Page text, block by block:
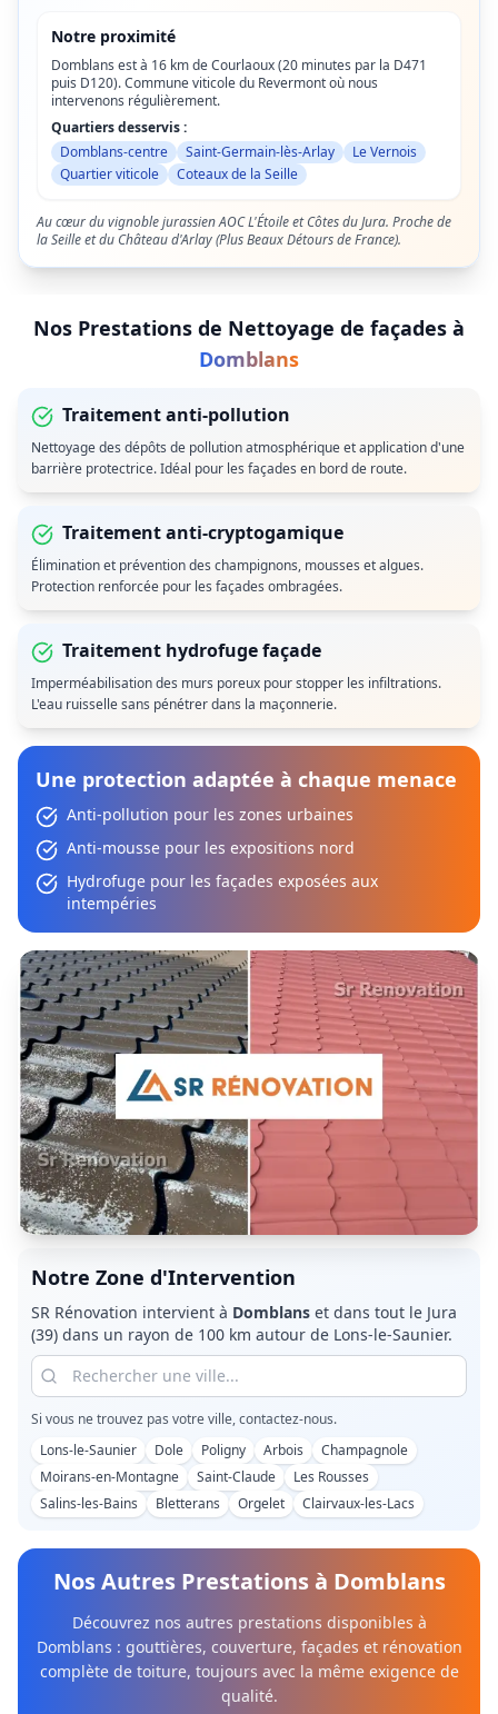
Notre proximité
Domblans est à 16 km de Courlaoux (20 minutes par la D471
puis D120). Commune viticole du Revermont où nous
intervenons régulièrement.
Quartiers desservis :
Domblans-centre
Saint-Germain-lès-Arlay
Le Vernois
Quartier viticole
Coteaux de la Seille
Au cœur du vignoble jurassien AOC L'Étoile et Côtes du Jura. Proche de
la Seille et du Château d'Arlay (Plus Beaux Détours de France).
Nos Prestations de Nettoyage de façades à
Domblans
Traitement anti-pollution
Nettoyage des dépôts de pollution atmosphérique et application d'une
barrière protectrice. Idéal pour les façades en bord de route.
Traitement anti-cryptogamique
Élimination et prévention des champignons, mousses et algues.
Protection renforcée pour les façades ombragées.
Traitement hydrofuge façade
Imperméabilisation des murs poreux pour stopper les infiltrations.
L'eau ruisselle sans pénétrer dans la maçonnerie.
Une protection adaptée à chaque menace
Anti-pollution pour les zones urbaines
Anti-mousse pour les expositions nord
Hydrofuge pour les façades exposées aux
intempéries
Notre Zone d'Intervention
SR Rénovation intervient à Domblans et dans tout le Jura
(39) dans un rayon de 100 km autour de Lons-le-Saunier.
Si vous ne trouvez pas votre ville, contactez-nous.
Lons-le-Saunier
Dole Poligny Arbois
Champagnole
Moirans-en-Montagne
Saint-Claude
Les Rousses
Salins-les-Bains
Bletterans Orgelet Clairvaux-les-Lacs
Nos Autres Prestations à Domblans
Découvrez nos autres prestations disponibles à
Domblans : gouttières, couverture, façades et rénovation
complète de toiture, toujours avec la même exigence de
qualité.